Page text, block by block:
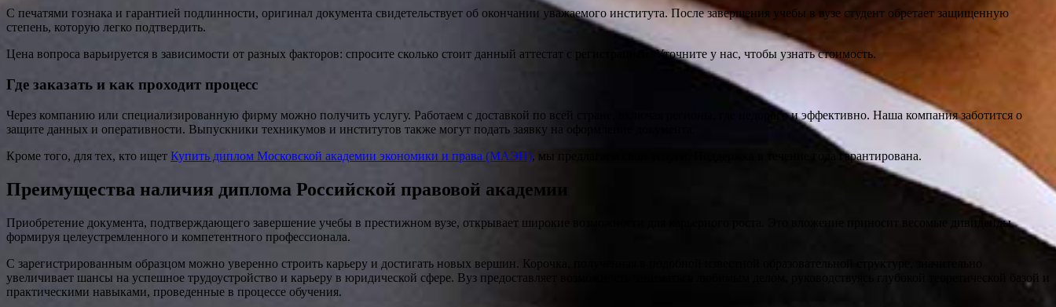
С печатями гознака и гарантией подлинности, оригинал документа свидетельствует об окончании уважаемого института. После завершения учебы в вузе студент обретает защищенную
степень, которую легко подтвердить.
Цена вопроса варьируется в зависимости от разных факторов: спросите сколько стоит данный аттестат с регистрацией. Уточните у нас, чтобы узнать стоимость.
Где заказать и как проходит процесс
Через компанию или специализированную фирму можно получить услугу. Работаем с доставкой по всей стране, включая регионы, где недорого и эффективно. Наша компания заботится о
защите данных и оперативности. Выпускники техникумов и институтов также могут подать заявку на оформление документа.
Кроме того, для тех, кто ищет Купить диплом Московской академии экономики и права (МАЭП), мы предлагаем свои услуги. Поддержка в течение года гарантирована.
Преимущества наличия диплома Российской правовой академии
Приобретение документа, подтверждающего завершение учебы в престижном вузе, открывает широкие возможности для карьерного роста. Это вложение приносит весомые дивиденды,
формируя целеустремленного и компетентного профессионала.
С зарегистрированным образцом можно уверенно строить карьеру и достигать новых вершин. Корочка, полученная в подобной известной образовательной структуре, значительно
увеличивает шансы на успешное трудоустройство и карьеру в юридической сфере. Вуз предоставляет возможность заниматься любимым делом, руководствуясь глубокой теоретической базой и
практическими навыками, проведенные в процессе обучения.